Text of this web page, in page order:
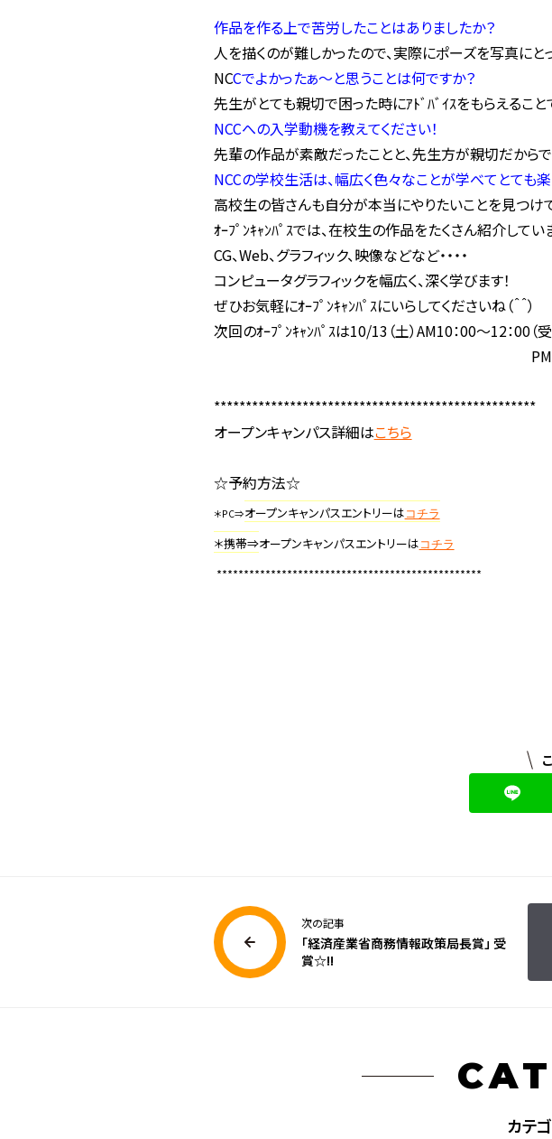
作品を作る上で苦労したことはありましたか？
人を描くのが難しかったので、実際にポーズを写真にと
NCCでよかったぁ～と思うことは何ですか？
先生がとても親切で困った時にｱﾄﾞﾊﾞｲｽをもらえること
NCCへの入学動機を教えてください！
先輩の作品が素敵だったことと、先生方が親切だからで
NCCの学校生活は、幅広く色々なことが学べてとても楽
高校生の皆さんも自分が本当にやりたいことを見つけて
ｵｰﾌﾟﾝｷｬﾝﾊﾟｽでは、在校生の作品をたくさん紹介してい
CG、Web、グラフィック、映像などなど・・・・
コンピュータグラフィックを幅広く、深く学びます！
ぜひお気軽にｵｰﾌﾟﾝｷｬﾝﾊﾟｽにいらしてくださいね（＾＾）
次回のｵｰﾌﾟﾝｷｬﾝﾊﾟｽは10/13（土）AM10：00～12：00
PM13：30～16：00（受
***************************************************
オープンキャンパス詳細はこちら
☆予約方法☆
＊PC⇒オープンキャンパスエントリーは コチラ
＊携帯⇒オープンキャンパスエントリーは コチラ
*************************************************
次の記事
「経済産業省商務情報政策局長賞」 受
賞☆!!
カテ